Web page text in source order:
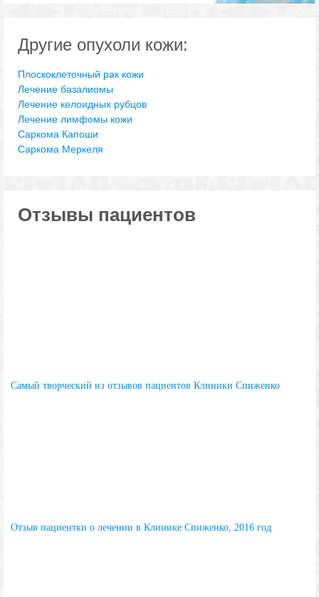
Другие опухоли кожи:
Плоскоклеточный рак кожи
Лечение базалиомы
Лечение келоидных рубцов
Лечение лимфомы кожи
Саркома Капоши
Саркома Меркеля
Отзывы пациентов
Самый творческий из отзывов пациентов Клиники Спиженко
Отзыв пациентки о лечении в Клинике Спиженко, 2016 год